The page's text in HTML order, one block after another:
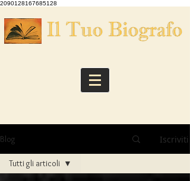
2090128167685128
Blog Iscriviti
Tutti gli articoli